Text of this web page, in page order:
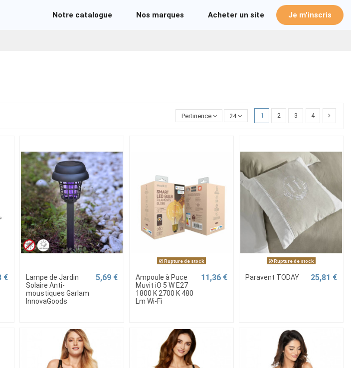
Notre catalogue Nos marques Acheter un site Je m'inscris
Pertinence 24 1 2 3 4
€
Lampe de Jardin
Solaire Anti-
moustiques Garlam
InnovaGoods
5,69 €
Rupture de stock
Ampoule à Puce
Muvit iO 5 W E27
1800 K 2700 K 480
Lm Wi-Fi
11,36 €
Rupture de stock
Paravent TODAY 25,81 €